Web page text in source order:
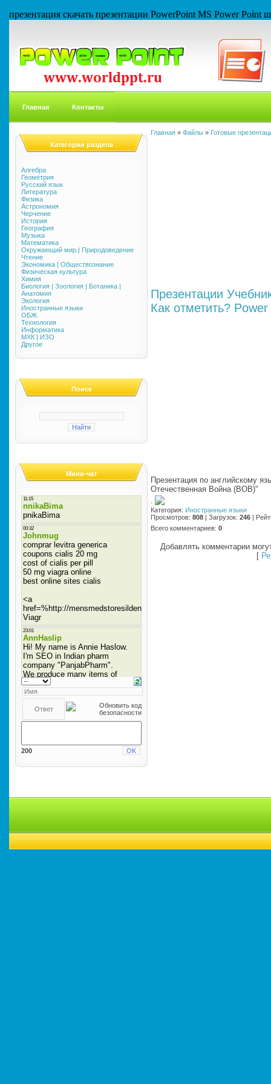
презентация скачать презентации PowerPoint MS Power
Главная Контакты
Категории раздела
Алгебра
Геометрия
Русский язык
Литература
Физика
Астрономия
Черчение
История
География
Музыка
Математика
Окружающий мир | Природоведение
Чтение
Экономика | Обществознание
Физическая культура
Химия
Биология | Зоология | Ботаника |
Анатомия
Экология
Иностранные языки
ОБЖ
Технология
Информатика
МХК | ИЗО
Другое
Поиск
Мини-чат
200
Главная » Файлы » Готовые
Презентации
Как отметить?
Презентация по английскому
Отечественная Война (ВОВ)"
·
Категория: Иностранные языки
Просмотров: 808 | Загрузок: 246 |
Всего комментариев: 0
Добавлять комментарии
[